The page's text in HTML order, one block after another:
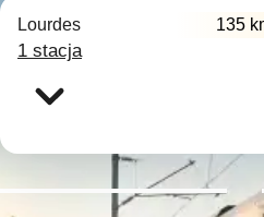
Lourdes 135
1 stacja